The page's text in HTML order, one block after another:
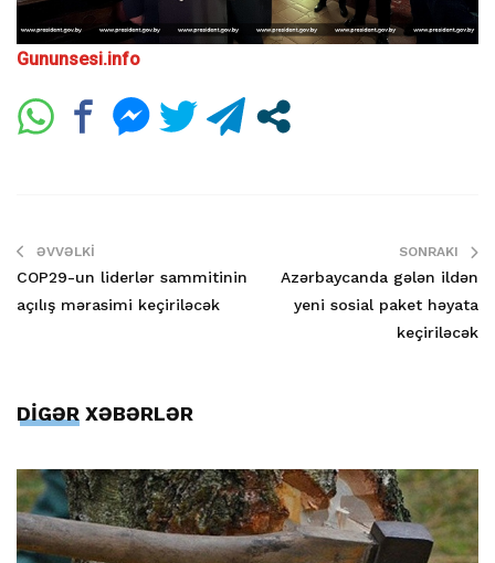
Gununsesi.info
ƏVVƏLKI
COP29-un liderlər sammitinin
açılış mərasimi keçiriləcək
SONRAKI
Azərbaycanda gələn ildən
yeni sosial paket həyata
keçiriləcək
DİGƏR XƏBƏRLƏR